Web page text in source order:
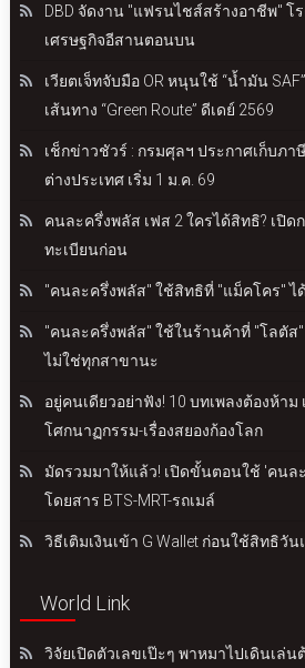
DBD จัดงาน "แฟรนไชส์สร้างอาชีพ" โ
เศรษฐกิจอีสานตอนบน
เวียตเจ็ทจับมือ OR หนุนใช้ “น้ำมัน
เส้นทาง “Green Route” ดีเดย์ 2569
เช็กข่าวชัวร์ : กรมศุลฯ ประกาศเก็บภ
ต่างประเทศ เริ่ม 1 ม.ค. 69
คนละครึ่งพลัส เฟส 2 ใครได้สิทธิ? เปิด
ทะเบียนก่อน
"คนละครึ่งพลัส" ใช้สิทธิที่ "แม็คโคร" ไ
"คนละครึ่งพลัส" ใช้ในร้านค้าที่ "โลตัส
ไม่ใช่ทุกสาขานะ
อยู่คนเดียวอย่าฟัง! 10 บทเพลงต้องห้าม
โศกนาฏกรรม-เรื่องสยองก้องโลก
มัดรวมมาให้แล้ว! เปิดขั้นตอนใช้ 'คนล
โดยสาร BTS-MRT-รถเมล์
วิธีเติมเงินเข้า G Wallet ก่อนใช้สิทธิวั
World Link
วิจัยเปิดตัวเลขเป๊ะๆ พาหมาไปเดินเล่น